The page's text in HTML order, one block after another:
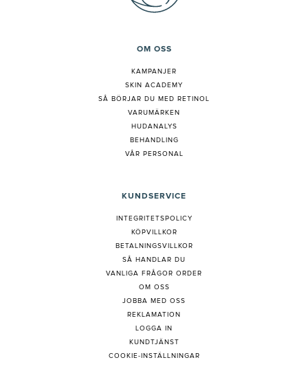
OM OSS
KAMPANJER
SKIN ACADEMY
SÅ BÖRJAR DU MED RETINOL
VARUMÄRKEN
HUDANALYS
BEHANDLING
VÅR PERSONAL
KUNDSERVICE
INTEGRITETSPOLICY
KÖPVILLKOR
BETALNINGSVILLKOR
SÅ HANDLAR DU
VANLIGA FRÅGOR ORDER
OM OSS
JOBBA MED OSS
REKLAMATION
LOGGA IN
KUNDTJÄNST
COOKIE-INSTÄLLNINGAR